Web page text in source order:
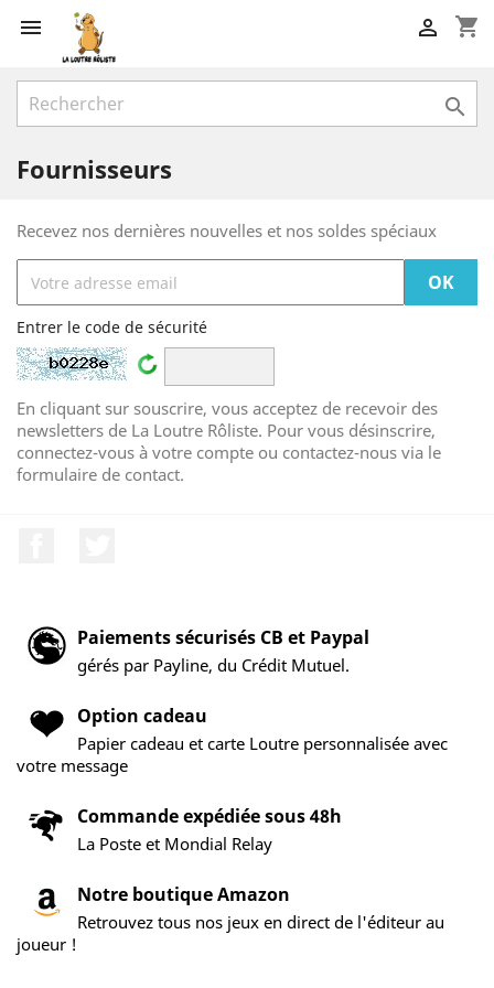
 shopping_cart


Fournisseurs
Recevez nos dernières nouvelles et nos soldes spéciaux
Entrer le code de sécurité
En cliquant sur souscrire, vous acceptez de recevoir des
newsletters de La Loutre Rôliste. Pour vous désinscrire,
connectez-vous à votre compte ou contactez-nous via le
formulaire de contact.
Paiements sécurisés CB et Paypal
gérés par Payline, du Crédit Mutuel.
Option cadeau
Papier cadeau et carte Loutre personnalisée avec
votre message
Commande expédiée sous 48h
La Poste et Mondial Relay
Notre boutique Amazon
Retrouvez tous nos jeux en direct de l'éditeur au
joueur !